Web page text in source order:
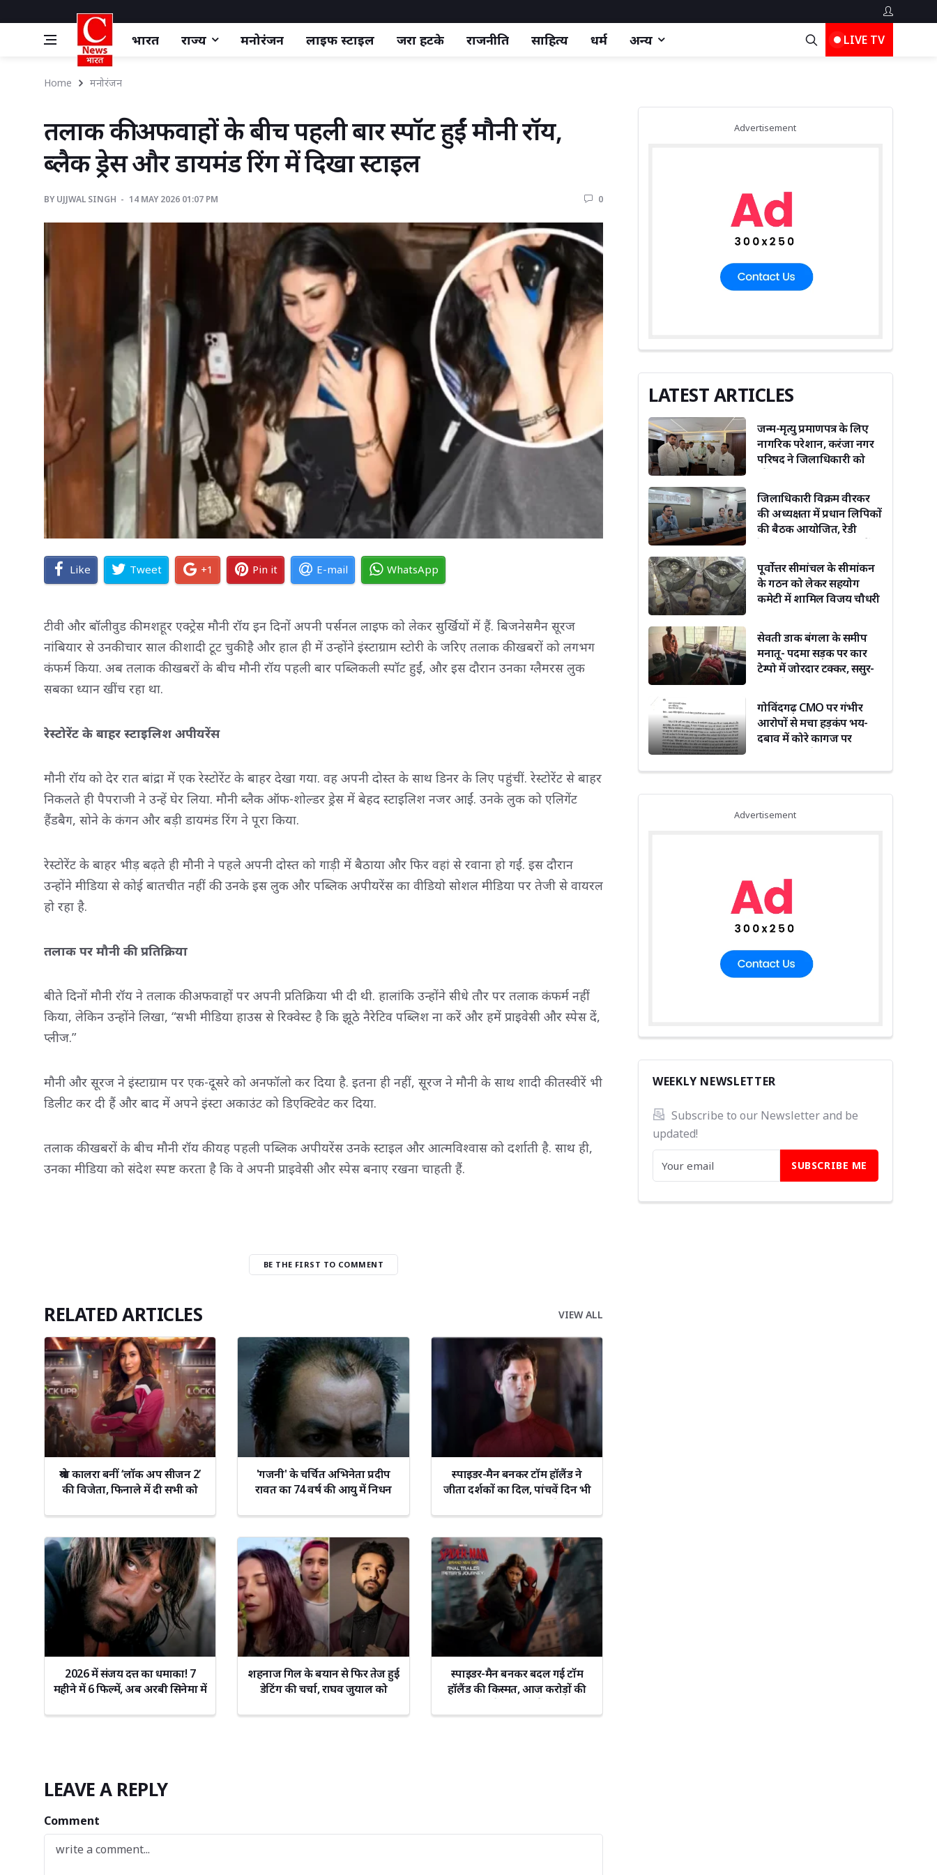
भारत राज्य मनोरंजन लाइफ स्‍टाइल जरा हटके राजनीति साहित्य धर्म अन्य LIVE TV
Home मनोरंजन
तलाक की अफवाहों के बीच पहली बार स्पॉट हुईं मौनी रॉय,
ब्लैक ड्रेस और डायमंड रिंग में दिखा स्टाइल
BY UJJWAL SINGH 14 MAY 2026 01:07 PM 0
Like Tweet +1 Pin it E-mail WhatsApp
टीवी और बॉलीवुड की मशहूर एक्ट्रेस मौनी रॉय इन दिनों अपनी पर्सनल लाइफ को लेकर सुर्खियों में हैं. बिजनेसमैन सूरज
नांबियार से उनकी चार साल की शादी टूट चुकी है और हाल ही में उन्होंने इंस्टाग्राम स्टोरी के जरिए तलाक की खबरों को लगभग
कंफर्म किया. अब तलाक की खबरों के बीच मौनी रॉय पहली बार पब्लिकली स्पॉट हुईं, और इस दौरान उनका ग्लैमरस लुक
सबका ध्यान खींच रहा था.
रेस्टोरेंट के बाहर स्टाइलिश अपीयरेंस
मौनी रॉय को देर रात बांद्रा में एक रेस्टोरेंट के बाहर देखा गया. वह अपनी दोस्त के साथ डिनर के लिए पहुंचीं. रेस्टोरेंट से बाहर
निकलते ही पैपराजी ने उन्हें घेर लिया. मौनी ब्लैक ऑफ-शोल्डर ड्रेस में बेहद स्टाइलिश नजर आईं. उनके लुक को एलिगेंट
हैंडबैग, सोने के कंगन और बड़ी डायमंड रिंग ने पूरा किया.
रेस्टोरेंट के बाहर भीड़ बढ़ते ही मौनी ने पहले अपनी दोस्त को गाड़ी में बैठाया और फिर वहां से रवाना हो गईं. इस दौरान
उन्होंने मीडिया से कोई बातचीत नहीं की. उनके इस लुक और पब्लिक अपीयरेंस का वीडियो सोशल मीडिया पर तेजी से वायरल
हो रहा है.
तलाक पर मौनी की प्रतिक्रिया
बीते दिनों मौनी रॉय ने तलाक की अफवाहों पर अपनी प्रतिक्रिया भी दी थी. हालांकि उन्होंने सीधे तौर पर तलाक कंफर्म नहीं
किया, लेकिन उन्होंने लिखा, “सभी मीडिया हाउस से रिक्वेस्ट है कि झूठे नैरेटिव पब्लिश ना करें और हमें प्राइवेसी और स्पेस दें,
प्लीज.”
मौनी और सूरज ने इंस्टाग्राम पर एक-दूसरे को अनफॉलो कर दिया है. इतना ही नहीं, सूरज ने मौनी के साथ शादी की तस्वीरें भी
डिलीट कर दी हैं और बाद में अपने इंस्टा अकाउंट को डिएक्टिवेट कर दिया.
तलाक की खबरों के बीच मौनी रॉय की यह पहली पब्लिक अपीयरेंस उनके स्टाइल और आत्मविश्वास को दर्शाती है. साथ ही,
उनका मीडिया को संदेश स्पष्ट करता है कि वे अपनी प्राइवेसी और स्पेस बनाए रखना चाहती हैं.
BE THE FIRST TO COMMENT
RELATED ARTICLES VIEW ALL
श्रेया कालरा बनीं ‘लॉक अप सीजन 2’
की विजेता, फिनाले में दी सभी को
'गजनी' के चर्चित अभिनेता प्रदीप
रावत का 74 वर्ष की आयु में निधन
स्पाइडर-मैन बनकर टॉम हॉलैंड ने
जीता दर्शकों का दिल, पांचवें दिन भी
बॉक्स ऑफिस पर बरकरार है दबदबा
2026 में संजय दत्त का धमाका! 7
महीने में 6 फिल्में, अब अरबी सिनेमा में
शहनाज गिल के बयान से फिर तेज हुई
डेटिंग की चर्चा, राघव जुयाल को
स्पाइडर-मैन बनकर बदल गई टॉम
हॉलैंड की किस्मत, आज करोड़ों की
LEAVE A REPLY
Comment
Advertisement
LATEST ARTICLES
जन्म-मृत्यु प्रमाणपत्र के लिए
नागरिक परेशान, करंजा नगर
परिषद ने जिलाधिकारी को
जिलाधिकारी विक्रम वीरकर
की अध्यक्षता में प्रधान लिपिकों
की बैठक आयोजित, रेडी
की समीक्षा
पूर्वोत्तर सीमांचल के सीमांकन
के गठन को लेकर सहयोग
कमेटी में शामिल विजय चौधरी
दिग्विजय सिंह ने दी बधाई
सेवती डाक बंगला के समीप
मनातू- पदमा सड़क पर कार
टेम्पो में जोरदार टक्कर, ससुर-
गोविंदगढ़ CMO पर गंभीर
आरोपों से मचा हड़कंप भय-
दबाव में कोरे कागज पर
फाड़ने का भी आरोप
Advertisement
WEEKLY NEWSLETTER
Subscribe to our Newsletter and be
updated!